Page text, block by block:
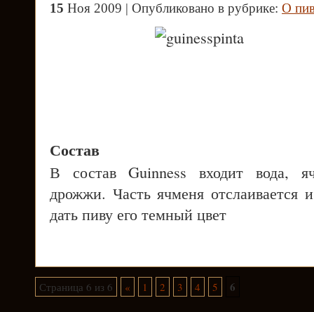
15 Ноя 2009 | Опубликовано в рубрике: О
Состав
В состав Guinness входит вода,
дрожжи. Часть ячменя отслаивается
дать пиву его темный цвет
Страница 6 из 6 « 1 2 3 4 5 6